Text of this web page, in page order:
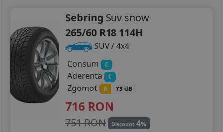
Sebring Suv snow
265/60 R18 114H
SUV / 4x4
Consum
C
Aderenta C
Zgomot B 73 dB
716 RON
751 RON Discount 4%